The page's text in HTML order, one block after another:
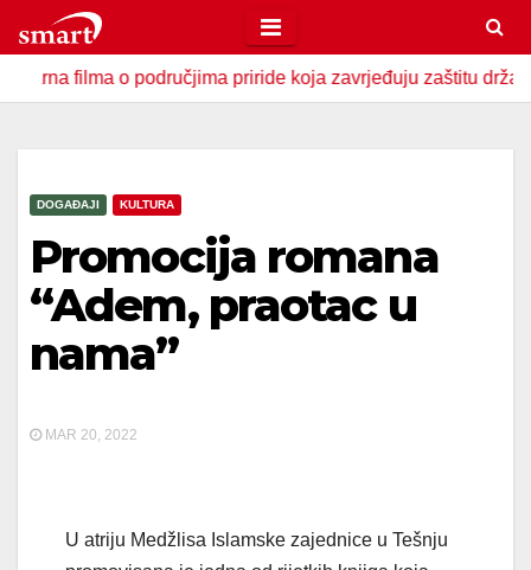
to
contento područjima priride koja zavrjeđuju zaštitu države
DOGAĐAJI KULTURA
Promocija romana
“Adem, praotac u
nama”
MAR 20, 2022
U atriju Medžlisa Islamske zajednice u Tešnju